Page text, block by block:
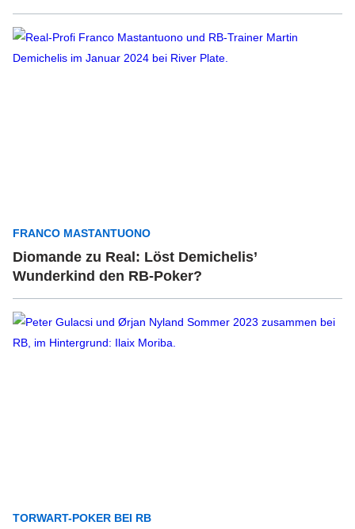
FRANCO MASTANTUONO
Diomande zu Real: Löst Demichelis’
Wunderkind den RB-Poker?
TORWART-POKER BEI RB